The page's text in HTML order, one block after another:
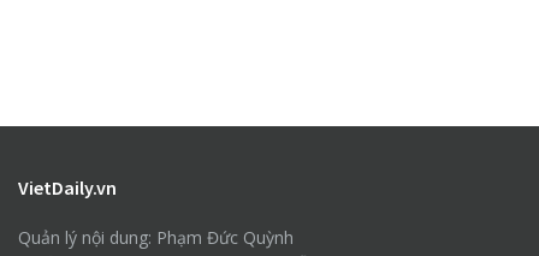
VietDaily.vn
Quản lý nội dung: Phạm Đức Quỳnh